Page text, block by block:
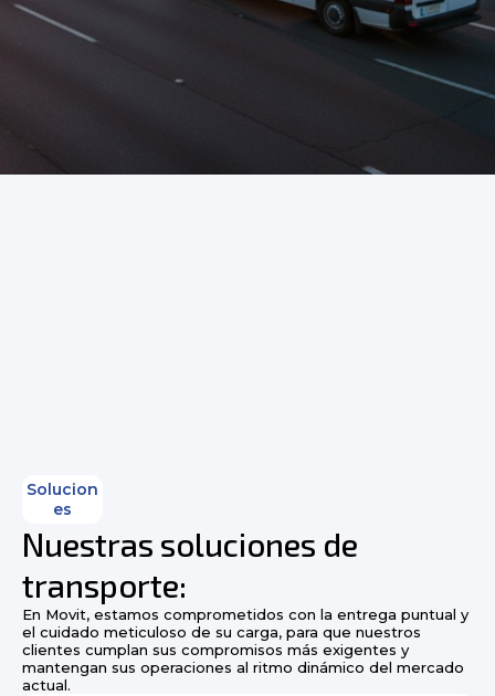
Solucion
es
Nuestras soluciones de
transporte:
En Movit, estamos comprometidos con la entrega puntual y
el cuidado meticuloso de su carga, para que nuestros
clientes cumplan sus compromisos más exigentes y
mantengan sus operaciones al ritmo dinámico del mercado
actual.